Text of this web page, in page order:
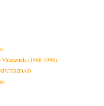
(1968-1996)